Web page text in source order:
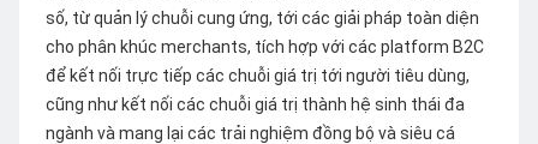
số, từ quản lý chuỗi cung ứng, tới các giải pháp toàn diện
cho phân khúc merchants, tích hợp với các platform B2C
để kết nối trực tiếp các chuỗi giá trị tới người tiêu dùng,
cũng như kết nối các chuỗi giá trị thành hệ sinh thái đa
ngành và mang lại các trải nghiệm đồng bộ và siêu cá